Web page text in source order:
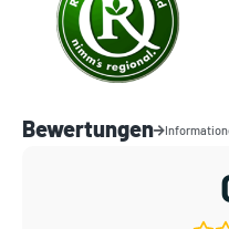
Bewertungen